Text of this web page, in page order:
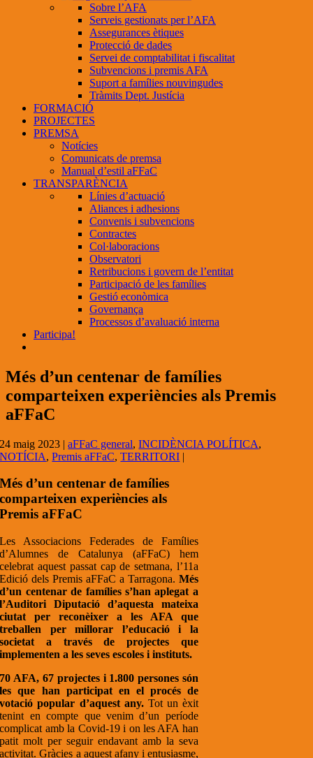
Sobre l’AFA
Serveis gestionats per l’AFA
Assegurances ètiques
Protecció de dades
Servei de comptabilitat i fiscalitat
Subvencions i premis AFA
Suport a famílies nouvingudes
Tràmits Dept. Justícia
FORMACIÓ
PROJECTES
PREMSA
Notícies
Comunicats de premsa
Manual d’estil aFFaC
TRANSPARÈNCIA
Línies d’actuació
Aliances i adhesions
Convenis i subvencions
Contractes
Col·laboracions
Observatori
Retribucions i govern de l’entitat
Participació de les famílies
Gestió econòmica
Governança
Processos d’avaluació interna
Participa!
Més d’un centenar de famílies
comparteixen experiències als Premis
aFFaC
24 maig 2023 |aFFaC general,INCIDÈNCIA POLÍTICA,
NOTÍCIA,Premis aFFaC,TERRITORI |
Més d’un centenar de famílies
comparteixen experiències als
Premis aFFaC
Les Associacions Federades de Famílies
d’Alumnes de Catalunya (aFFaC) hem
celebrat aquest passat cap de setmana, l’11a
Edició dels Premis aFFaC a Tarragona. Més
d’un centenar de famílies s’han aplegat a
l’Auditori Diputació d’aquesta mateixa
ciutat per reconèixer a les AFA que
treballen per millorar l’educació i la
societat a través de projectes que
implementen a les seves escoles i instituts.
70 AFA, 67 projectes i 1.800 persones són
les que han participat en el procés de
votació popular d’aquest any.Tot un èxit
tenint en compte que venim d’un període
complicat amb la Covid-19 i on les AFA han
patit molt per seguir endavant amb la seva
activitat. Gràcies a aquest afany i entusiasme,